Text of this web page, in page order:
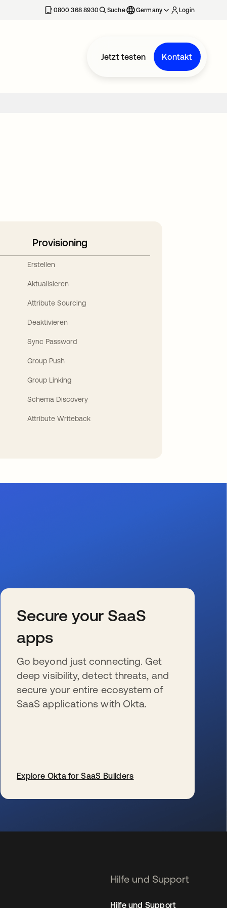
0800 368 8930 Suche Germany Login
Jetzt testen Kontakt
Provisioning
Erstellen
Aktualisieren
Attribute Sourcing
Deaktivieren
Sync Password
Group Push
Group Linking
Schema Discovery
Attribute Writeback
Secure your SaaS
apps
Go beyond just connecting. Get
deep visibility, detect threats, and
secure your entire ecosystem of
SaaS applications with Okta.
Explore Okta for SaaS Builders
Hilfe und Support
Hilfe und Support